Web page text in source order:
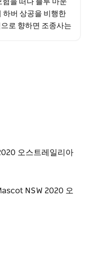
을 떠나 블루 마운
하버 상공을 비행한
로 향하면 조종사는
오스트레일리아